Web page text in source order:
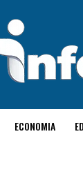
ECONOMIA